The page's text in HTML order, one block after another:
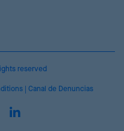
reserved
Canal de Denuncias